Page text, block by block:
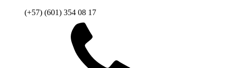
(+57) (601) 354 08 17